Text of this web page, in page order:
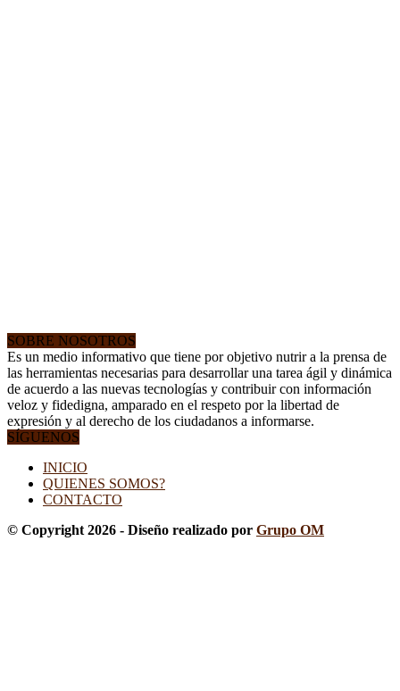
SOBRE NOSOTROS
Es un medio informativo que tiene por objetivo nutrir a la prensa de
las herramientas necesarias para desarrollar una tarea ágil y dinámica
de acuerdo a las nuevas tecnologías y contribuir con información
veloz y fidedigna, amparado en el respeto por la libertad de
expresión y al derecho de los ciudadanos a informarse.
SÍGUENOS
INICIO
QUIENES SOMOS?
CONTACTO
© Copyright 2026 - Diseño realizado por Grupo OM